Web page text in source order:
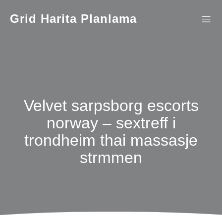
Grid Harita Planlama
Velvet sarpsborg escorts
norway – sextreff i
trondheim thai massasje
strmmen